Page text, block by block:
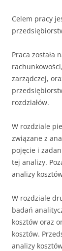
Celem pracy
Praca została
zarządczej,
rozdziałów.
W rozdziale
związane z
pojęcie i
tej analizy.
analizy
W rozdziale
badań
kosztów oraz
kosztów.
analizy